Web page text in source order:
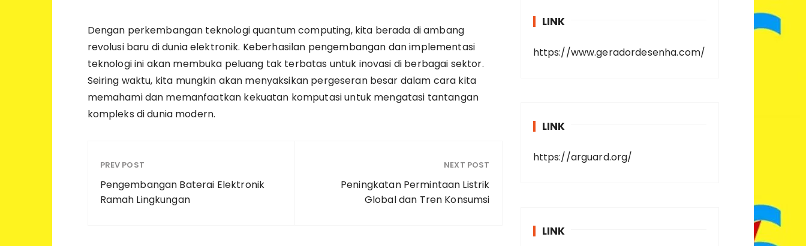
Dengan perkembangan teknologi quantum computing, kita berada di ambang
revolusi baru di dunia elektronik. Keberhasilan pengembangan dan implementasi
teknologi ini akan membuka peluang tak terbatas untuk inovasi di berbagai sektor.
Seiring waktu, kita mungkin akan menyaksikan pergeseran besar dalam cara kita
memahami dan memanfaatkan kekuatan komputasi untuk mengatasi tantangan
kompleks di dunia modern.
PREV POST
Pengembangan Baterai Elektronik
Ramah Lingkungan
NEXT POST
Peningkatan Permintaan Listrik
Global dan Tren Konsumsi
LINK
https://www.geradordesenha.com/
LINK
https://arguard.org/
LINK